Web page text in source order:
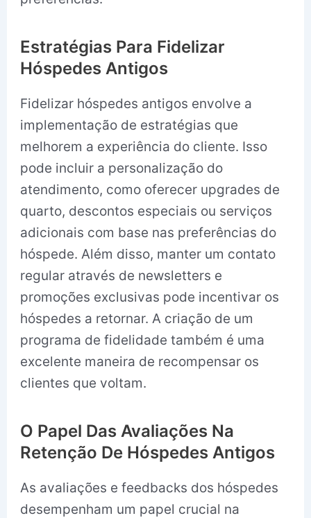
Estratégias Para Fidelizar
Hóspedes Antigos
Fidelizar hóspedes antigos envolve a
implementação de estratégias que
melhorem a experiência do cliente. Isso
pode incluir a personalização do
atendimento, como oferecer upgrades de
quarto, descontos especiais ou serviços
adicionais com base nas preferências do
hóspede. Além disso, manter um contato
regular através de newsletters e
promoções exclusivas pode incentivar os
hóspedes a retornar. A criação de um
programa de fidelidade também é uma
excelente maneira de recompensar os
clientes que voltam.
O Papel Das Avaliações Na
Retenção De Hóspedes Antigos
As avaliações e feedbacks dos hóspedes
desempenham um papel crucial na